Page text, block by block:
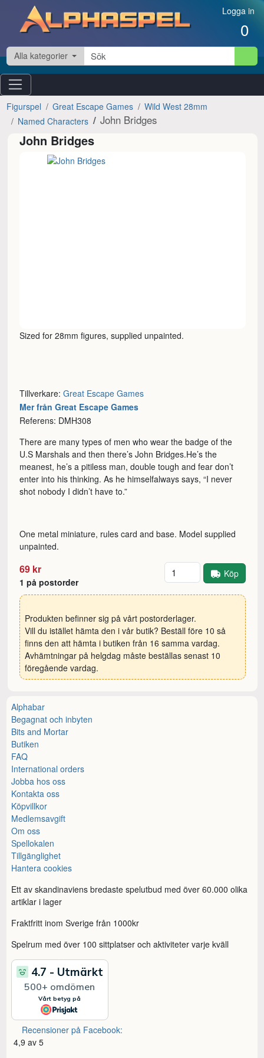
Hoppa till innehåll Logga in
0
Alla kategorier
Figurspel Great Escape Games
Wild West 28mm
Named Characters
John Bridges
John Bridges
Sized for 28mm figures, supplied unpainted.
Tillverkare:Great Escape Games
Mer från Great Escape Games
Referens: DMH308
There are many types of men who wear the badge of the
U.S Marshals and then there’s John Bridges.He’s the
meanest, he’s a pitiless man, double tough and fear don’t
enter into his thinking. As he himselfalways says, “I never
shot nobody I didn’t have to.”
One metal miniature, rules card and base. Model supplied
unpainted.
69 kr
1 på postorder
Antal Köp
Produkten befinner sig på vårt postorderlager.
Vill du istället hämta den i vår butik? Beställ före 10 så
finns den att hämta i butiken från 16 samma vardag.
Avhämtningar på helgdag måste beställas senast 10
föregående vardag.
Alphabar
Begagnat och inbyten
Bits and Mortar
Butiken
FAQ
International orders
Jobba hos oss
Kontakta oss
Köpvillkor
Medlemsavgift
Om oss
Spellokalen
Tillgänglighet
Hantera cookies
Ett av skandinaviens bredaste spelutbud med över 60.000 olika
artiklar i lager
Fraktfritt inom Sverige från 1000kr
Spelrum med över 100 sittplatser och aktiviteter varje kväll
Recensioner på Facebook:
4,9 av 5